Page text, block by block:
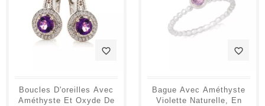
favorite_border
Boucles D'oreilles Avec
Améthyste Et Oxyde De
favorite_border
Bague Avec Améthyste
Violette Naturelle, En